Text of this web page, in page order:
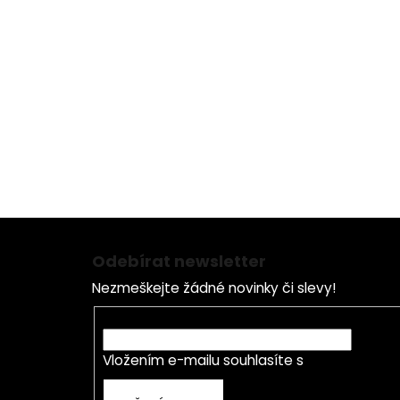
Z
Odebírat newsletter
Nezmeškejte žádné novinky či slevy!
Vložením e-mailu souhlasíte s